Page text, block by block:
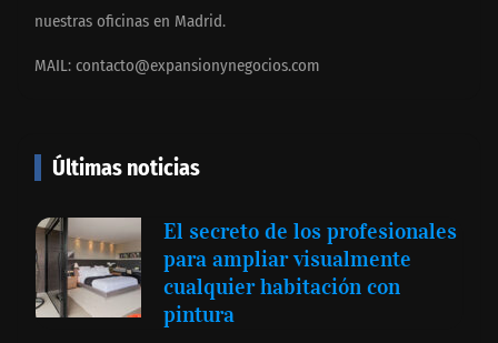
nuestras oficinas en Madrid.
MAIL: contacto@expansionynegocios.com
Últimas noticias
El secreto de los profesionales
para ampliar visualmente
cualquier habitación con
pintura